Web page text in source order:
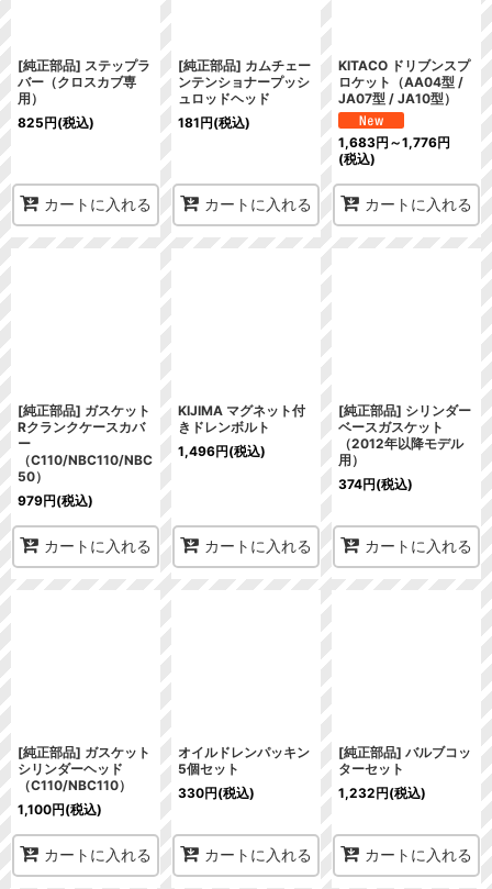
[純正部品] ステップラ
バー（クロスカブ専
用）
825円(税込)
カートに入れる
[純正部品] カムチェー
ンテンショナープッシ
ュロッドヘッド
181円(税込)
カートに入れる
KITACO ドリブンスプ
ロケット（AA04型 /
JA07型 / JA10型）
1,683円 ～1,776円
(税込)
カートに入れる
[純正部品] ガスケット
Rクランクケースカバ
ー
（C110/NBC110/NBC
50）
979円(税込)
カートに入れる
KIJIMA マグネット付
きドレンボルト
1,496円(税込)
カートに入れる
[純正部品] シリンダー
ベースガスケット
（2012年以降モデル
用）
374円(税込)
カートに入れる
[純正部品] ガスケット
シリンダーヘッド
（C110/NBC110）
1,100円(税込)
カートに入れる
オイルドレンパッキン
5個セット
330円(税込)
カートに入れる
[純正部品] バルブコッ
ターセット
1,232円(税込)
カートに入れる